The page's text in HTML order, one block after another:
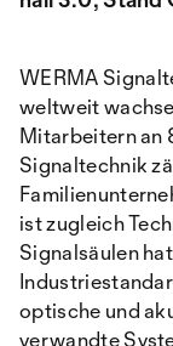
WERMA
weltweit
Mitarbeitern an
Signaltechnik
ist zugleich
Signalsäulen
optische und
verwandte